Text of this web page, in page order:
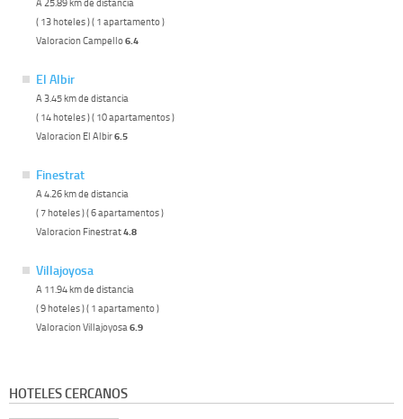
( 13 hoteles ) ( 1 apartamento )
Valoracion Campello6.4
El Albir
A 3.45 km de distancia
( 14 hoteles ) ( 10 apartamentos )
Valoracion El Albir6.5
Finestrat
A 4.26 km de distancia
( 7 hoteles ) ( 6 apartamentos )
Valoracion Finestrat4.8
Villajoyosa
A 11.94 km de distancia
( 9 hoteles ) ( 1 apartamento )
Valoracion Villajoyosa 6.9
HOTELES CERCANOS